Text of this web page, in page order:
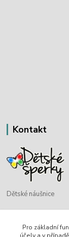
Kontakt
Dětské náušnice
Bohdan
+420
Pro základní